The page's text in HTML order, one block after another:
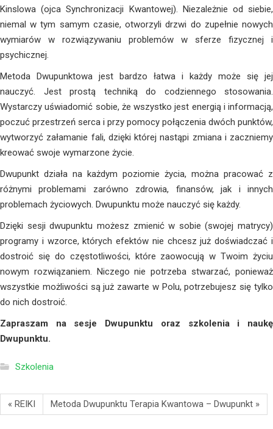
Kinslowa (ojca Synchronizacji Kwantowej). Niezależnie od siebie,
niemal w tym samym czasie, otworzyli drzwi do zupełnie nowych
wymiarów w rozwiązywaniu problemów w sferze fizycznej i
psychicznej.
Metoda Dwupunktowa jest bardzo łatwa i każdy może się jej
nauczyć. Jest prostą techniką do codziennego stosowania.
Wystarczy uświadomić sobie, że wszystko jest energią i informacją,
poczuć przestrzeń serca i przy pomocy połączenia dwóch punktów,
wytworzyć załamanie fali, dzięki której nastąpi zmiana i zaczniemy
kreować swoje wymarzone życie.
Dwupunkt działa na każdym poziomie życia, można pracować z
różnymi problemami zarówno zdrowia, finansów, jak i innych
problemach życiowych. Dwupunktu może nauczyć się każdy.
Dzięki sesji dwupunktu możesz zmienić w sobie (swojej matrycy)
programy i wzorce, których efektów nie chcesz już doświadczać i
dostroić się do częstotliwości, które zaowocują w Twoim życiu
nowym rozwiązaniem. Niczego nie potrzeba stwarzać, ponieważ
wszystkie możliwości są już zawarte w Polu, potrzebujesz się tylko
do nich dostroić.
Zapraszam na sesje Dwupunktu oraz szkolenia i naukę
Dwupunktu.
Szkolenia
« REIKI Metoda Dwupunktu Terapia Kwantowa – Dwupunkt »